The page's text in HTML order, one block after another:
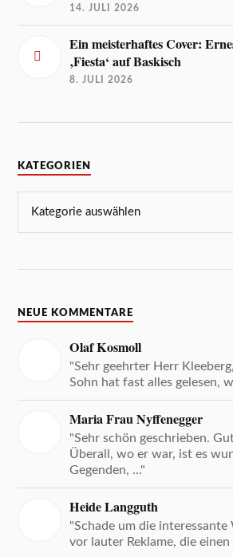
14. JULI 2026
Ein meisterhaftes Cover:
‚Fiesta‘ auf Baskisch
8. JULI 2026
KATEGORIEN
NEUE KOMMENTARE
Olaf Kosmoll
"Sehr geehrter Herr
Sohn hat fast alles gelesen,
Maria Frau Nyffenegger
"Sehr schön geschrieben.
Überall, wo er war, ist es
Gegenden, ..."
Heide Langguth
"Schade um die interessante
vor lauter Reklame, die